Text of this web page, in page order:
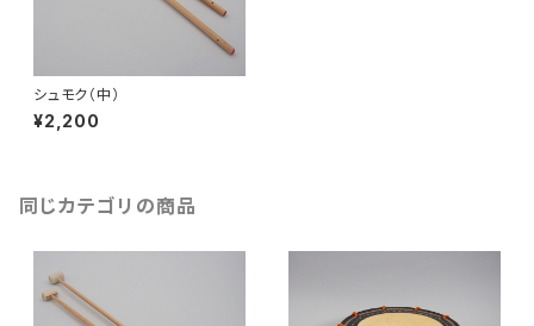
シュモク（中）
¥2,200
同じカテゴリの商品